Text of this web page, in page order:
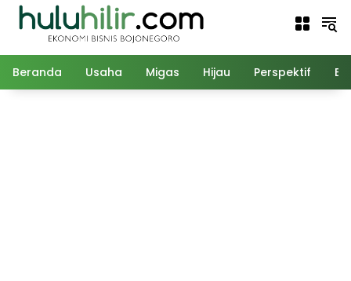
Langsung
Beranda Usaha Migas Hijau Perspektif